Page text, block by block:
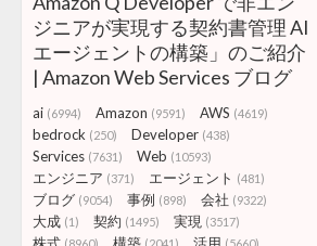
ジニアが実現する契約書管理 AI
エージェントの構築」のご紹介
| Amazon Web Services ブログ
ai (6994) Amazon (9591) AWS (4619)
bedrock (250) Developer (438)
Services (7631) Web (10593)
エンジニア (371) エージェント (481)
ブログ (9054) 事例 (898) 会社 (9322)
大成 (1) 契約 (1495) 実現 (3517)